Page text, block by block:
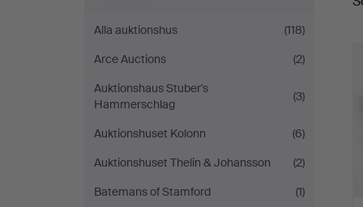
Alla auktionshus
(118)
Arce Auctions
(2)
Auktionshaus Stuber's
Hammerschlag
(3)
Auktionshuset Kolonn
(6)
Auktionshuset Thelin & Johansson
(2)
Batemans of Stamford
(1)